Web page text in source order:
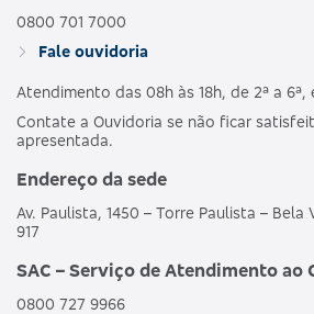
0800 701 7000
Fale ouvidoria
Atendimento das 08h às 18h, de 2ª a
Contate a Ouvidoria se não ficar
apresentada.
Endereço da sede
Av. Paulista, 1450 – Torre Paulista – Bela
917
SAC – Serviço de Atendimento ao
0800 727 9966